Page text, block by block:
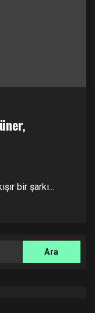
bir şarkı...